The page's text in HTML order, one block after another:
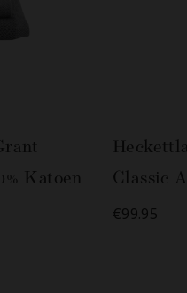
Katoen
Classic
€99.95